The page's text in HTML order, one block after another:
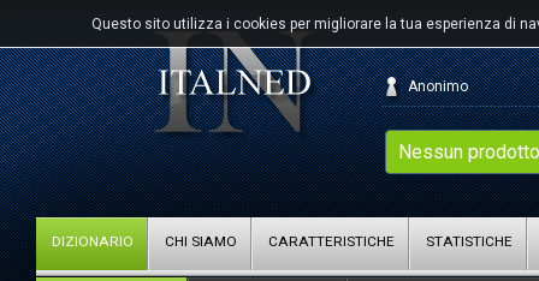
Questo sito utilizza i cookies per migliorare la tua esperienza di
Nessun
Anonimo
DIZIONARIO CHI SIAMO CARATTERISTICHE STATISTICHE